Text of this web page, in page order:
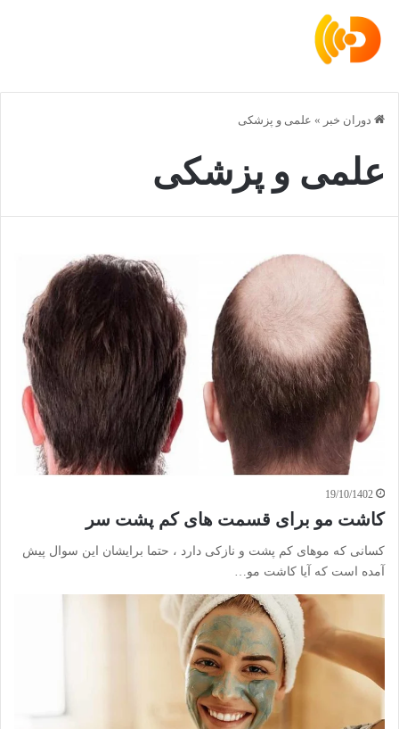
دوران خبر » علمی و پزشکی
علمی و پزشکی
19/10/1402
کاشت مو برای قسمت های کم پشت سر
کسانی که موهای کم پشت و نازکی دارد ، حتما برایشان این سوال پیش
آمده است که آیا کاشت مو…